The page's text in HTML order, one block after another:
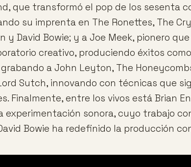
que transformó el pop de los sesenta
su imprenta en The Ronettes, The
y David Bowie; y a Joe Meek, pionero
creativo, produciendo éxitos
a John Leyton, The
Sutch, innovando con técnicas que
Finalmente, entre los vivos está Brian
experimentación sonora, cuyo trabajo
Bowie ha redefinido la producción